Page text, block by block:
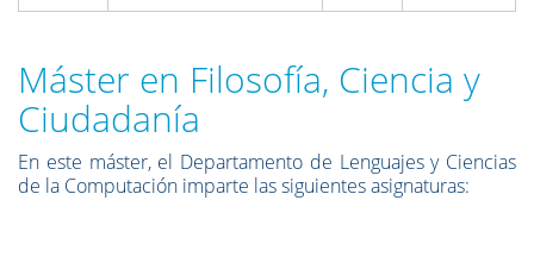
Máster en Filosofía, Ciencia y
Ciudadanía
En este máster, el Departamento de Lenguajes y Ciencias
de la Computación imparte las siguientes asignaturas: